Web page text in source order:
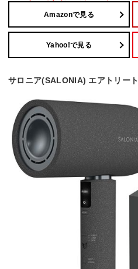
Amazonで見る
Yahoo!で見る
サロニア(SALONIA) エアトリー